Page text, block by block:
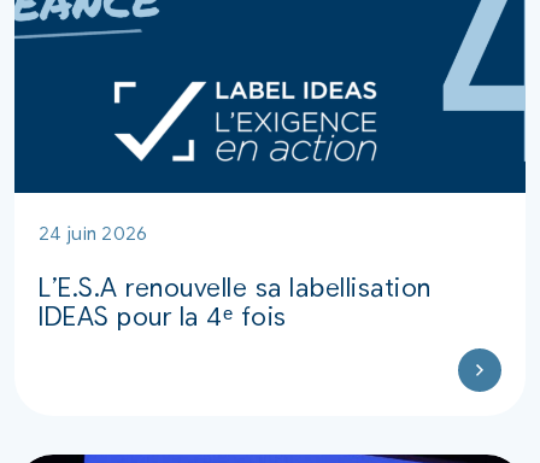
24 juin 2026
L’E.S.A renouvelle sa labellisation
IDEAS pour la 4ᵉ fois